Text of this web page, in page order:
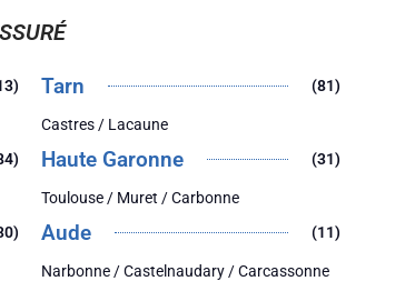
Tarn (81)
Castres / Lacaune
Haute Garonne (31)
Toulouse / Muret / Carbonne
Aude (11)
Narbonne / Castelnaudary / Carcassonne